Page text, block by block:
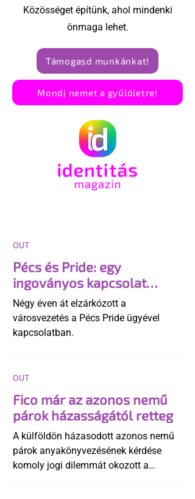
Közösséget építünk, ahol mindenki
önmaga lehet.
Támogasd munkánkat!
Mondj nemet a gyűlöletre!
Pécs és Pride: egy
ingoványos kapcsolat
története
Négy éven át elzárkózott a
városvezetés a Pécs Pride ügyével
kapcsolatban.
OUT
Fico már az azonos nemű
párok házasságától retteg
A külföldön házasodott azonos nemű
párok anyakönyvezésének kérdése
komoly jogi dilemmát okozott a
OUT